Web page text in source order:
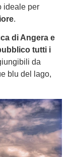
ideale per
.
di Angera e
tutti i
da
blu del lago,